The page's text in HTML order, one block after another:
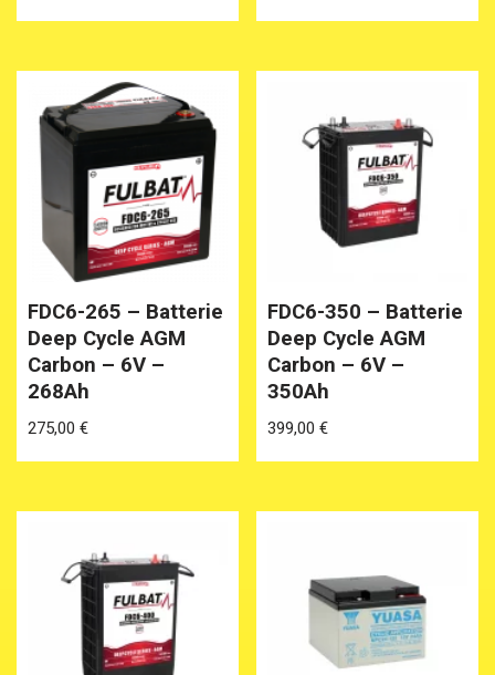
FDC6-265 – Batterie
Deep Cycle AGM
Carbon – 6V –
268Ah
275,00 €
FDC6-350 – Batterie
Deep Cycle AGM
Carbon – 6V –
350Ah
399,00€